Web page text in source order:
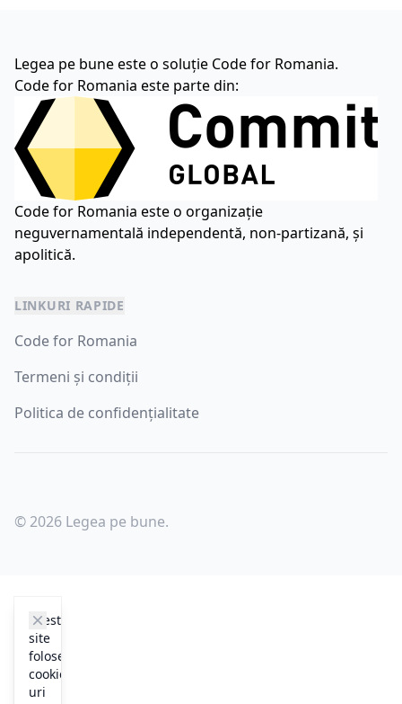
Legea pe bune este o soluție Code for Romania.
Code for Romania este parte din:
Code for Romania este o organizație
neguvernamentală independentă, non-partizană, și
apolitică.
LINKURI RAPIDE
Code for Romania
Termeni și condiții
Politica de confidențialitate
© 2026 Legea pe bune.
Acest
site
folosește
cookie-
uri
cookie_notice.clos3